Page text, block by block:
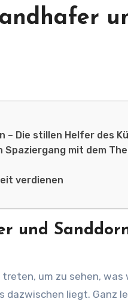
Die stillen Helfer des
mit dem
verdienen
und
dazwischen liegt. Ganz